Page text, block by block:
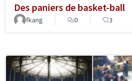
Des paniers de basket-ball
fkang
0 3